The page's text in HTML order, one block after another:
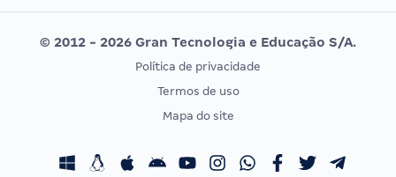
Editais publicados
Vunesp
CONCURSOS POR PROFISSÃO
Concursos Fiscais
EXAME DE ORDEM
Calendário OAB
© 2012 - 2026 Gran Tecnologia e Educação S/A.
Política de privacidade
Termos de uso
Mapa do site